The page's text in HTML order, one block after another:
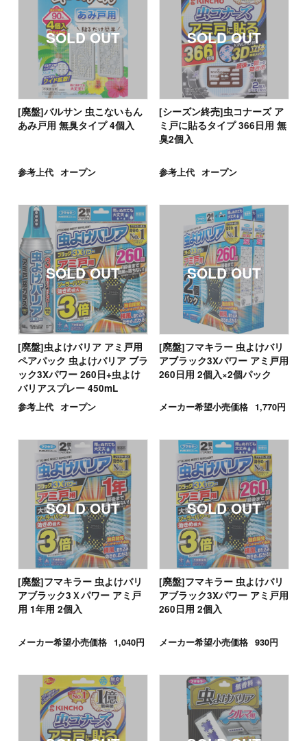
[廃盤]バルサン 虫こないもん
あみ戸用 無臭タイプ 4個入
参考上代 オープン
[シーズン終売]虫コナーズ ア
ミ戸に貼るタイプ 366日用 無
臭2個入
参考上代 オープン
[廃盤]虫よけバリア アミ戸用
ペアパック 虫よけバリア ブラ
ック3Xパワー 260日+虫よけ
バリアスプレー 450mL
参考上代 オープン
[廃盤]フマキラー 虫よけバリ
アブラック3Xパワー アミ戸用
260日用 2個入×2個パック
メーカー希望小売価格 1,770円
[廃盤]フマキラー 虫よけバリ
アブラック3Ｘパワー アミ戸
用 1年用 2個入
メーカー希望小売価格 1,040円
[廃盤]フマキラー 虫よけバリ
アブラック3Xパワー アミ戸用
260日用 2個入
メーカー希望小売価格 930円